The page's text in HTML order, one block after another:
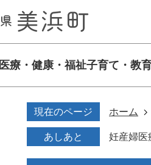
医療・健康・福祉子育て・教
現在のページ ホーム
あしあと 妊産婦医